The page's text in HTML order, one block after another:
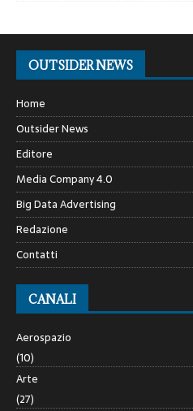
OUTSIDER NEWS
Home
Outsider News
Editore
Media Company 4.0
Big Data Advertising
Redazione
Contatti
CANALI
Aerospazio
(10)
Arte
(27)